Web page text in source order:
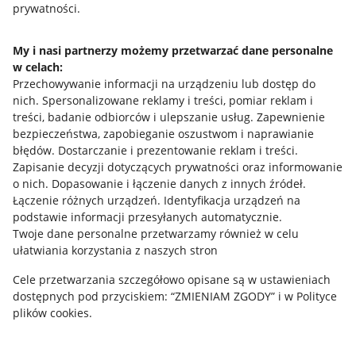
prywatności.
My i nasi partnerzy możemy przetwarzać dane personalne
w celach:
Przechowywanie informacji na urządzeniu lub dostęp do
nich. Spersonalizowane reklamy i treści, pomiar reklam i
treści, badanie odbiorców i ulepszanie usług. Zapewnienie
bezpieczeństwa, zapobieganie oszustwom i naprawianie
błędów. Dostarczanie i prezentowanie reklam i treści.
Zapisanie decyzji dotyczących prywatności oraz informowanie
o nich. Dopasowanie i łączenie danych z innych źródeł.
Łączenie różnych urządzeń. Identyfikacja urządzeń na
podstawie informacji przesyłanych automatycznie.
Twoje dane personalne przetwarzamy również w celu
ułatwiania korzystania z naszych stron
Cele przetwarzania szczegółowo opisane są w ustawieniach
dostępnych pod przyciskiem: “ZMIENIAM ZGODY” i w Polityce
plików cookies.
Jak to działa
Allegro Gadane dla sprzedających
Allegro Gadane dla kupujących
Mapa miejscowości
Informacje prawne
Regulamin
Polityka plików "cookies"
Ustawienia plików "cookies"
Udostępnianie lokalizacji
Informacje dla Aktu o Usługach Cyfrowych